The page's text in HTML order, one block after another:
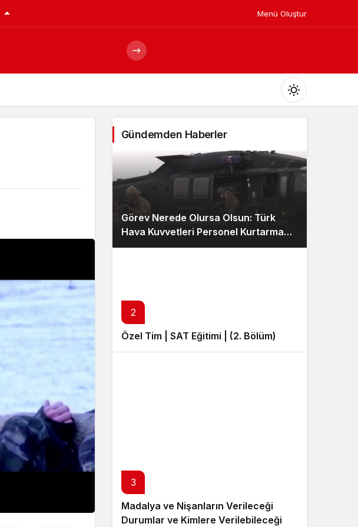
Menü Oluştur
Mod
değiştir
Gündüz Modu
Gündüz modunu seçin.
Gece Modu
Gündemden Haberler
Görev Nerede Olursa Olsun: Türk
Hava Kuvvetleri Personel Kurtarma
Ekibi
2
Özel Tim | SAT Eğitimi | (2. Bölüm)
3
Madalya ve Nişanların Verileceği
Durumlar ve Kimlere Verilebileceği